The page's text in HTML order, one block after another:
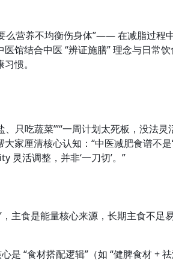
营养不均衡伤身体”—— 在减脂过程
结合中医 “辨证施膳” 理念与日常
惯。
只吃蔬菜’”“一周计划太死板，没法
厘清核心认知：“中医减肥食谱不
灵活调整，并非‘一刀切’。”
主食是能量核心来源，长期主食不
“食材搭配逻辑”（如 “健脾食材 +